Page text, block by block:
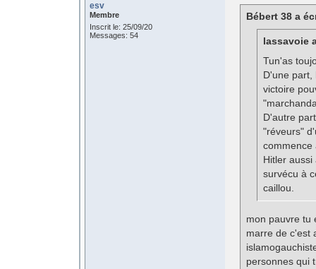
esv
Membre
Inscrit le: 25/09/20
Messages: 54
Bébert 38 a
lassavoie
Tun'as
D'une part,
victoire
D'autre
"réveurs"
commence
Hitler
survécu à
caillou.
mon pauvre tu
marre de c'est
personnes qui